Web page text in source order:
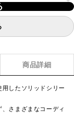
商品詳細
したソリッドシリー
さまざまなコーディ